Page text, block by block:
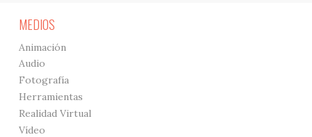
MEDIOS
Animación
Audio
Fotografía
Herramientas
Realidad Virtual
Vídeo